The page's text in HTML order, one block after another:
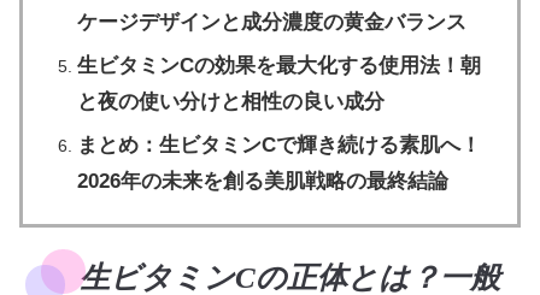
ケージデザインと成分濃度の黄金バランス
生ビタミンCの効果を最大化する使用法！朝
と夜の使い分けと相性の良い成分
まとめ：生ビタミンCで輝き続ける素肌へ！
2026年の未来を創る美肌戦略の最終結論
生ビタミンCの正体とは？一般